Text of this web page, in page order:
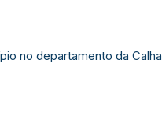
no departamento da Calha